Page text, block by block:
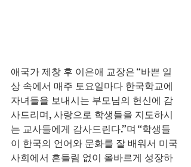
애국가 제창 후 이은애 교장은 “바쁜 일
상 속에서 매주 토요일마다 한국학교에
자녀들을 보내시는 부모님의 헌신에 감
사드리며, 사랑으로 학생들을 지도하시
는 교사들에게 감사드린다.”며 “학생들
이 한국의 언어와 문화를 잘 배워서 미국
사회에서 흔들림 없이 올바르게 성장하